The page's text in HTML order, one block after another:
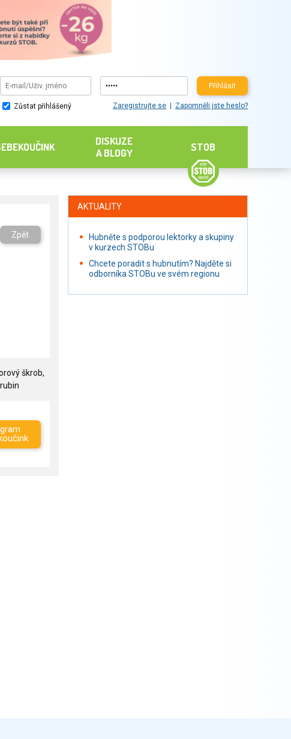
Přihlásit
Zůstat přihlášený Zaregistrujte se Zapomněli jste heslo?
DISKUZE
A BLOGY
STOB
Zpět
škrob,
AKTUALITY
Hubněte s podporou lektorky a skupiny
v kurzech STOBu
Chcete poradit s hubnutím? Najděte si
odborníka STOBu ve svém regionu